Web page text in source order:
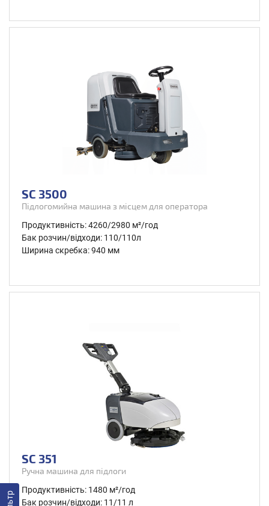
SC 3500
Підлогомийна машина з місцем для оператора
Продуктивність: 4260/2980 м²/год
Бак розчин/відходи: 110/110л
Ширина скребка: 940 мм
SC 351
Ручна машина для підлоги
Продуктивність: 1480 м²/год
Бак розчин/відходи: 11/11 л